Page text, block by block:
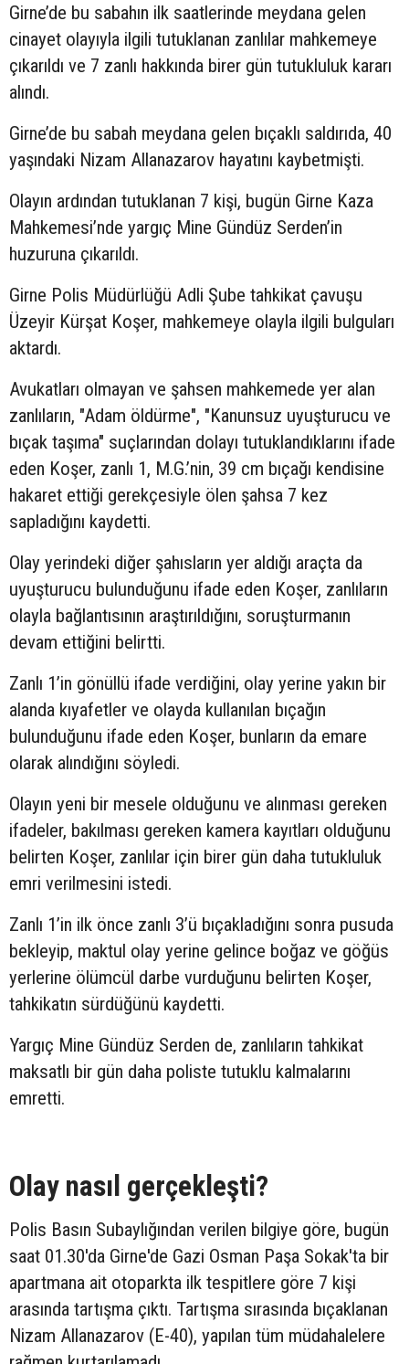
Girne’de bu sabahın ilk saatlerinde meydana gelen
cinayet olayıyla ilgili tutuklanan zanlılar mahkemeye
çıkarıldı ve 7 zanlı hakkında birer gün tutukluluk kararı
alındı.
Girne’de bu sabah meydana gelen bıçaklı saldırıda, 40
yaşındaki Nizam Allanazarov hayatını kaybetmişti.
Olayın ardından tutuklanan 7 kişi, bugün Girne Kaza
Mahkemesi’nde yargıç Mine Gündüz Serden’in
huzuruna çıkarıldı.
Girne Polis Müdürlüğü Adli Şube tahkikat çavuşu
Üzeyir Kürşat Koşer, mahkemeye olayla ilgili bulguları
aktardı.
Avukatları olmayan ve şahsen mahkemede yer alan
zanlıların, "Adam öldürme", "Kanunsuz uyuşturucu ve
bıçak taşıma" suçlarından dolayı tutuklandıklarını ifade
eden Koşer, zanlı 1, M.G.’nin, 39 cm bıçağı kendisine
hakaret ettiği gerekçesiyle ölen şahsa 7 kez
sapladığını kaydetti.
Olay yerindeki diğer şahısların yer aldığı araçta da
uyuşturucu bulunduğunu ifade eden Koşer, zanlıların
olayla bağlantısının araştırıldığını, soruşturmanın
devam ettiğini belirtti.
Zanlı 1’in gönüllü ifade verdiğini, olay yerine yakın bir
alanda kıyafetler ve olayda kullanılan bıçağın
bulunduğunu ifade eden Koşer, bunların da emare
olarak alındığını söyledi.
Olayın yeni bir mesele olduğunu ve alınması gereken
ifadeler, bakılması gereken kamera kayıtları olduğunu
belirten Koşer, zanlılar için birer gün daha tutukluluk
emri verilmesini istedi.
Zanlı 1’in ilk önce zanlı 3’ü bıçakladığını sonra pusuda
bekleyip, maktul olay yerine gelince boğaz ve göğüs
yerlerine ölümcül darbe vurduğunu belirten Koşer,
tahkikatın sürdüğünü kaydetti.
Yargıç Mine Gündüz Serden de, zanlıların tahkikat
maksatlı bir gün daha poliste tutuklu kalmalarını
emretti.
Olay nasıl gerçekleşti?
Polis Basın Subaylığından verilen bilgiye göre, bugün
saat 01.30'da Girne'de Gazi Osman Paşa Sokak'ta bir
apartmana ait otoparkta ilk tespitlere göre 7 kişi
arasında tartışma çıktı. Tartışma sırasında bıçaklanan
Nizam Allanazarov (E-40), yapılan tüm müdahalelere